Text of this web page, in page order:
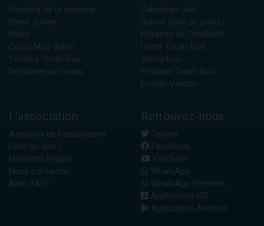
Paracha de la semaine
Fêtes Juives
News
Cours Mp3-Vidéo
Yéchiva Torah-Box
Dédicacer un cours
Calendrier Juif
Sidour (livre de prière)
Horaires de Chabbath
Livres Torah-Box
Inscription
Podcast Torah-Box
English Version
L'association
A propos de l'association
Faire un don !
Mentions légales
Nous contacter
Aide (FAQ)
Retrouvez-nous...
Twitter
Facebook
YouTube
WhatsApp
WhatsApp Femmes
Application iOS
Application Android